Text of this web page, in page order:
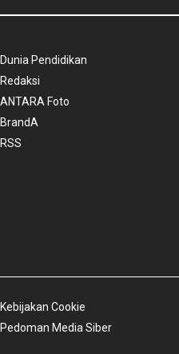
Dunia Pendidikan
Redaksi
ANTARA Foto
BrandA
RSS
Kebijakan Cookie
Pedoman Media Siber